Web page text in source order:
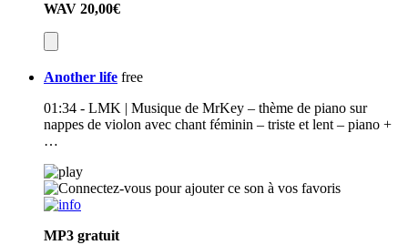
WAV 20,00€
Another life free
01:34 - LMK | Musique de MrKey – thème de piano sur
nappes de violon avec chant féminin – triste et lent – piano +
…
MP3 gratuit